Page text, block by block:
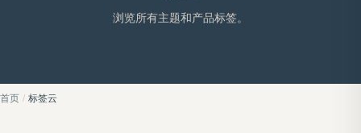
浏览所有主题和产品标签。
首页 / 标签云